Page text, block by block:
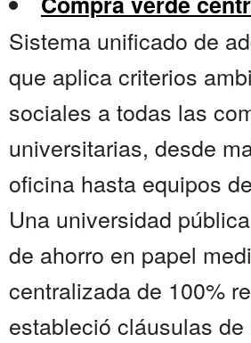
Sistema unificado de
que aplica criterios
sociales a todas las
universitarias, desde
oficina hasta equipos
Una universidad
de ahorro en papel
centralizada de 100%
estableció cláusulas